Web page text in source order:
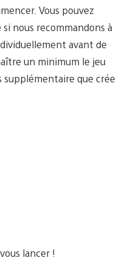
Vous pouvez
nous recommandons à
avant de
un minimum le jeu
supplémentaire que crée
lancer !